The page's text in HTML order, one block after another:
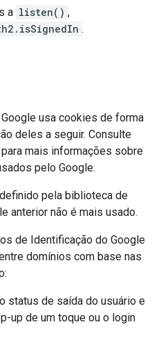
a listen() ,
.
usa cookies de forma
deles a seguir. Consulte
para mais informações sobre
pelo Google.
definido pela biblioteca de
anterior não é mais usado.
de Identificação do Google
domínios com base nas
status de saída do usuário e
up de um toque ou o login